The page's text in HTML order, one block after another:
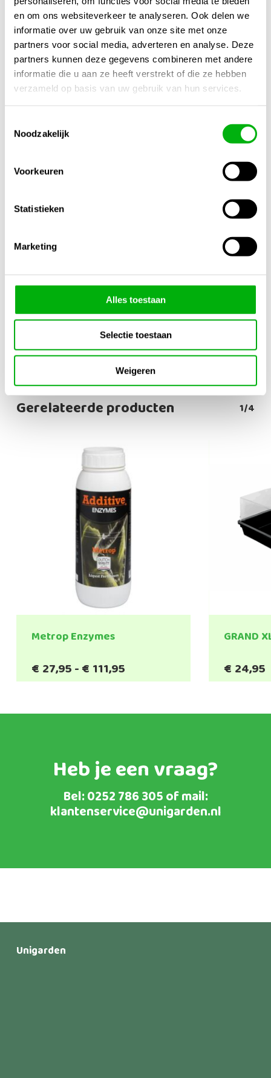
en om ons websiteverkeer te analyseren. Ook delen we
informatie over uw gebruik van onze site met onze
partners voor social media, adverteren en analyse. Deze
partners kunnen deze gegevens combineren met andere
informatie die u aan ze heeft verstrekt of die ze hebben
verzameld op basis van uw gebruik van hun services.
Noodzakelijk
Voorkeuren
Statistieken
Marketing
Alles toestaan
Selectie toestaan
Weigeren
Eazy Plug – De natuurlijke start voor sterke, gezonde
category/vijverirrigatie/ph-ec-meters/
N/B
N/B
Eazy Plug
10 trays,6 trays
CT104 – 104 plugs,CT104C – 104 plugs,CT150 – 150
CT77 – 77 plugs
Gerelateerde producten 1/4
Metrop Enzymes
€ 27,95-€ 111,95Prijsklasse:
€27,95
€111,95
GRAND
€ 24,95
Heb je een vraag?
Bel:0252 786 305of mail:
klantenservice@unigarden.nl
Unigarden